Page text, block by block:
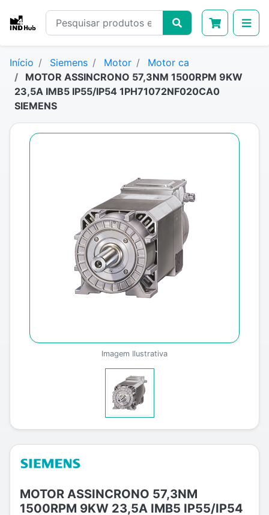
Início Siemens Motor
Motor ca
MOTOR ASSINCRONO 57,3NM 1500RPM 9KW
23,5A IMB5 IP55/IP54 1PH71072NF020CA0
SIEMENS
Imagem Ilustrativa
MOTOR ASSINCRONO 57,3NM
1500RPM 9KW 23,5A IMB5 IP55/IP54